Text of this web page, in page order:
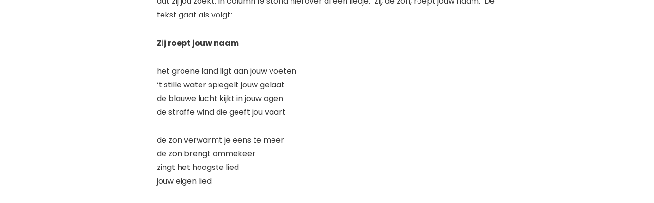
tekst gaat als volgt:
Zij roept jouw naam
het groene land ligt aan jouw voeten
‘t stille water spiegelt jouw gelaat
de blauwe lucht kijkt in jouw ogen
de straffe wind die geeft jou vaart
de zon verwarmt je eens te meer
de zon brengt ommekeer
zingt het hoogste lied
jouw eigen lied